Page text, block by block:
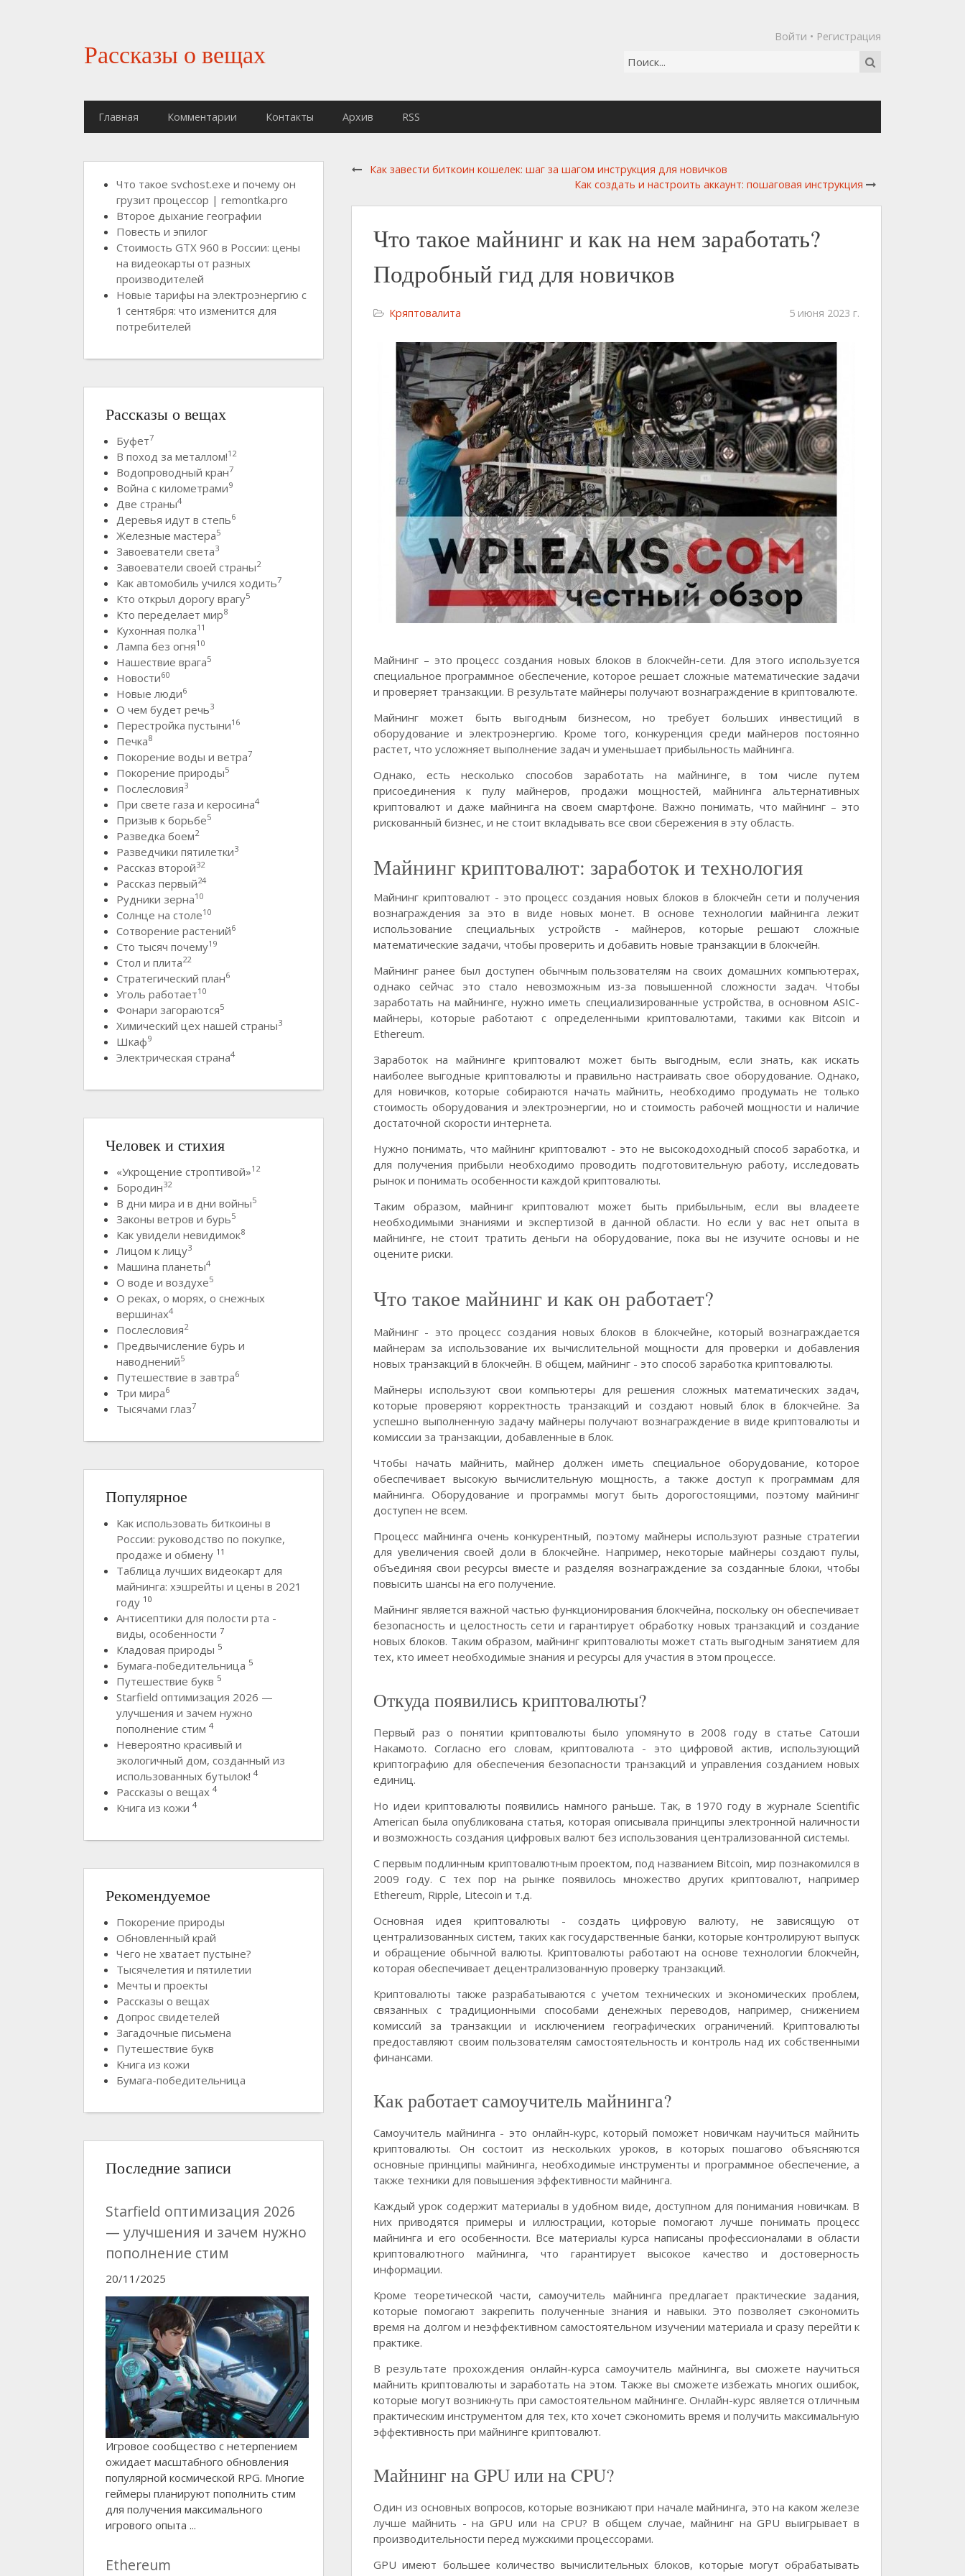
Рассказы о вещах
Войти • Регистрация
Главная Комментарии Контакты Архив RSS
Как завести биткоин кошелек: шаг за шагом инструкция для новичков
Как создать и настроить аккаунт: пошаговая инструкция
Что такое майнинг и как на нем заработать?
Подробный гид для новичков
Кряптовалита 5 июня 2023 г.
Майнинг – это процесс создания новых блоков в блокчейн-сети. Для этого используется
специальное программное обеспечение, которое решает сложные математические задачи
и проверяет транзакции. В результате майнеры получают вознаграждение в криптовалюте.
Майнинг может быть выгодным бизнесом, но требует больших инвестиций в
оборудование и электроэнергию. Кроме того, конкуренция среди майнеров постоянно
растет, что усложняет выполнение задач и уменьшает прибыльность майнинга.
Однако, есть несколько способов заработать на майнинге, в том числе путем
присоединения к пулу майнеров, продажи мощностей, майнинга альтернативных
криптовалют и даже майнинга на своем смартфоне. Важно понимать, что майнинг – это
рискованный бизнес, и не стоит вкладывать все свои сбережения в эту область.
Майнинг криптовалют: заработок и технология
Майнинг криптовалют - это процесс создания новых блоков в блокчейн сети и получения
вознаграждения за это в виде новых монет. В основе технологии майнинга лежит
использование специальных устройств - майнеров, которые решают сложные
математические задачи, чтобы проверить и добавить новые транзакции в блокчейн.
Майнинг ранее был доступен обычным пользователям на своих домашних компьютерах,
однако сейчас это стало невозможным из-за повышенной сложности задач. Чтобы
заработать на майнинге, нужно иметь специализированные устройства, в основном ASIC-
майнеры, которые работают с определенными криптовалютами, такими как Bitcoin и
Ethereum.
Заработок на майнинге криптовалют может быть выгодным, если знать, как искать
наиболее выгодные криптовалюты и правильно настраивать свое оборудование. Однако,
для новичков, которые собираются начать майнить, необходимо продумать не только
стоимость оборудования и электроэнергии, но и стоимость рабочей мощности и наличие
достаточной скорости интернета.
Нужно понимать, что майнинг криптовалют - это не высокодоходный способ заработка, и
для получения прибыли необходимо проводить подготовительную работу, исследовать
рынок и понимать особенности каждой криптовалюты.
Таким образом, майнинг криптовалют может быть прибыльным, если вы владеете
необходимыми знаниями и экспертизой в данной области. Но если у вас нет опыта в
майнинге, не стоит тратить деньги на оборудование, пока вы не изучите основы и не
оцените риски.
Что такое майнинг и как он работает?
Майнинг - это процесс создания новых блоков в блокчейне, который вознаграждается
майнерам за использование их вычислительной мощности для проверки и добавления
новых транзакций в блокчейн. В общем, майнинг - это способ заработка криптовалюты.
Майнеры используют свои компьютеры для решения сложных математических задач,
которые проверяют корректность транзакций и создают новый блок в блокчейне. За
успешно выполненную задачу майнеры получают вознаграждение в виде криптовалюты и
комиссии за транзакции, добавленные в блок.
Чтобы начать майнить, майнер должен иметь специальное оборудование, которое
обеспечивает высокую вычислительную мощность, а также доступ к программам для
майнинга. Оборудование и программы могут быть дорогостоящими, поэтому майнинг
доступен не всем.
Процесс майнинга очень конкурентный, поэтому майнеры используют разные стратегии
для увеличения своей доли в блокчейне. Например, некоторые майнеры создают пулы,
объединяя свои ресурсы вместе и разделяя вознаграждение за созданные блоки, чтобы
повысить шансы на его получение.
Майнинг является важной частью функционирования блокчейна, поскольку он обеспечивает
безопасность и целостность сети и гарантирует обработку новых транзакций и создание
новых блоков. Таким образом, майнинг криптовалюты может стать выгодным занятием для
тех, кто имеет необходимые знания и ресурсы для участия в этом процессе.
Откуда появились криптовалюты?
Первый раз о понятии криптовалюты было упомянуто в 2008 году в статье Сатоши
Накамото. Согласно его словам, криптовалюта - это цифровой актив, использующий
криптографию для обеспечения безопасности транзакций и управления созданием новых
единиц.
Но идеи криптовалюты появились намного раньше. Так, в 1970 году в журнале Scientific
American была опубликована статья, которая описывала принципы электронной наличности
и возможность создания цифровых валют без использования централизованной системы.
С первым подлинным криптовалютным проектом, под названием Bitcoin, мир познакомился в
2009 году. С тех пор на рынке появилось множество других криптовалют, например
Ethereum, Ripple, Litecoin и т.д.
Основная идея криптовалюты - создать цифровую валюту, не зависящую от
централизованных систем, таких как государственные банки, которые контролируют выпуск
и обращение обычной валюты. Криптовалюты работают на основе технологии блокчейн,
которая обеспечивает децентрализованную проверку транзакций.
Криптовалюты также разрабатываются с учетом технических и экономических проблем,
связанных с традиционными способами денежных переводов, например, снижением
комиссий за транзакции и исключением географических ограничений. Криптовалюты
предоставляют своим пользователям самостоятельность и контроль над их собственными
финансами.
Как работает самоучитель майнинга?
Самоучитель майнинга - это онлайн-курс, который поможет новичкам научиться майнить
криптовалюты. Он состоит из нескольких уроков, в которых пошагово объясняются
основные принципы майнинга, необходимые инструменты и программное обеспечение, а
также техники для повышения эффективности майнинга.
Каждый урок содержит материалы в удобном виде, доступном для понимания новичкам. В
них приводятся примеры и иллюстрации, которые помогают лучше понимать процесс
майнинга и его особенности. Все материалы курса написаны профессионалами в области
криптовалютного майнинга, что гарантирует высокое качество и достоверность
информации.
Кроме теоретической части, самоучитель майнинга предлагает практические задания,
которые помогают закрепить полученные знания и навыки. Это позволяет сэкономить
время на долгом и неэффективном самостоятельном изучении материала и сразу перейти к
практике.
В результате прохождения онлайн-курса самоучитель майнинга, вы сможете научиться
майнить криптовалюты и заработать на этом. Также вы сможете избежать многих ошибок,
которые могут возникнуть при самостоятельном майнинге. Онлайн-курс является отличным
практическим инструментом для тех, кто хочет сэкономить время и получить максимальную
эффективность при майнинге криптовалют.
Майнинг на GPU или на CPU?
Один из основных вопросов, которые возникают при начале майнинга, это на каком железе
лучше майнить - на GPU или на CPU? В общем случае, майнинг на GPU выигрывает в
производительности перед мужскими процессорами.
GPU имеют большее количество вычислительных блоков, которые могут обрабатывать
Что такое svchost.exe и почему он
грузит процессор | remontka.pro
Второе дыхание географии
Повесть и эпилог
Стоимость GTX 960 в России: цены
на видеокарты от разных
производителей
Новые тарифы на электроэнергию с
1 сентября: что изменится для
потребителей
Рассказы о вещах
Буфет7
В поход за металлом!12
Водопроводный кран7
Война с километрами9
Две страны4
Деревья идут в степь6
Железные мастера5
Завоеватели света3
Завоеватели своей страны2
Как автомобиль учился ходить7
Кто открыл дорогу врагу5
Кто переделает мир8
Кухонная полка11
Лампа без огня10
Нашествие врага5
Новости60
Новые люди6
О чем будет речь3
Перестройка пустыни16
Печка8
Покорение воды и ветра7
Покорение природы5
Послесловия3
При свете газа и керосина4
Призыв к борьбе5
Разведка боем2
Разведчики пятилетки3
Рассказ второй32
Рассказ первый24
Рудники зерна10
Солнце на столе10
Сотворение растений6
Сто тысяч почему19
Стол и плита22
Стратегический план6
Уголь работает10
Фонари загораются5
Химический цех нашей страны3
Шкаф9
Электрическая страна4
Человек и стихия
«Укрощение строптивой»12
Бородин32
В дни мира и в дни войны5
Законы ветров и бурь5
Как увидели невидимок8
Лицом к лицу3
Машина планеты4
О воде и воздухе5
О реках, о морях, о снежных
вершинах4
Послесловия2
Предвычисление бурь и
наводнений5
Путешествие в завтра6
Три мира6
Тысячами глаз7
Популярное
Как использовать биткоины в
России: руководство по покупке,
продаже и обмену 11
Таблица лучших видеокарт для
майнинга: хэшрейты и цены в 2021
году 10
Антисептики для полости рта -
виды, особенности 7
Кладовая природы 5
Бумага-победительница 5
Путешествие букв 5
Starfield оптимизация 2026 —
улучшения и зачем нужно
пополнение стим 4
Невероятно красивый и
экологичный дом, созданный из
использованных бутылок! 4
Рассказы о вещах 4
Книга из кожи 4
Рекомендуемое
Покорение природы
Обновленный край
Чего не хватает пустыне?
Тысячелетия и пятилетии
Мечты и проекты
Рассказы о вещах
Допрос свидетелей
Загадочные письмена
Путешествие букв
Книга из кожи
Бумага-победительница
Последние записи
Starfield оптимизация 2026
— улучшения и зачем нужно
пополнение стим
20/11/2025
Игровое сообщество с нетерпением
ожидает масштабного обновления
популярной космической RPG. Многие
геймеры планируют пополнить стим
для получения максимального
игрового опыта ...
Ethereum